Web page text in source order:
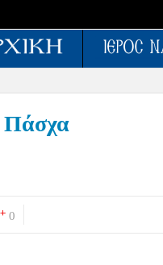
Πάσχα
0